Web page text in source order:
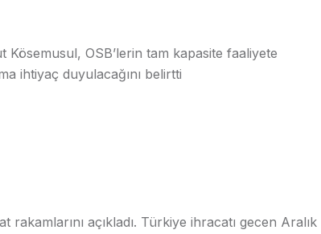
Kösemusul, OSB’lerin tam kapasite faaliyete
ihtiyaç duyulacağını belirtti
açıkladı. Türkiye ihracatı gecen Aralık